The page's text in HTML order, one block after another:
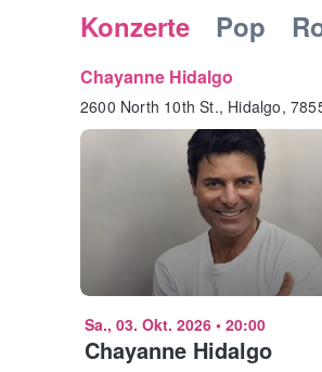
Konzerte Pop
Chayanne Hidalgo
2600 North 10th St., Hidalgo,
Sa., 03. Okt. 2026 • 20:00
Chayanne Hidalgo